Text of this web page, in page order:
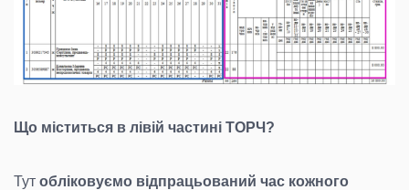
Що міститься в лівій частині ТОРЧ?
Тут обліковуємо відпрацьований час кожного